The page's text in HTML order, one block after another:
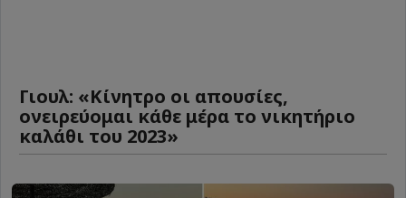
Γιουλ: «Κίνητρο οι απουσίες,
ονειρεύομαι κάθε μέρα το νικητήριο
καλάθι του 2023»